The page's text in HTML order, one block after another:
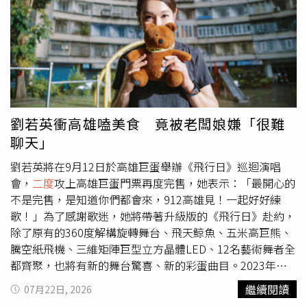
後彩排。一方面透過經紀公司強硬駁斥網路謠言、保留法律
追訴權，另一方面則遵循父親生前「The show must go
on」的人生態度，低調返回工作崗位，謝霆鋒以實際行動
回應外界關注，也展現面對喪父之痛仍持續履行工作承諾的
態度。
象趙姓女子曾在龍亨酒店做過1年8個月，但她另有特殊專
長，會彈鋼琴和吹長笛，曾在2025年7月舉辦獨奏會；依據
毒品交易實務，董昀昇從墨西哥走私上百公斤安毒，事前會
收到買家支付的訂金或運費，而他把其中400多萬元透過兩
到三家公司，以音樂演奏會贊助費、演出酬勞的名義轉匯給
趙姓小三，並在對話中明確交代讓女方用來購買新北五股的
房子。趙姓美女音樂家喊冤，即使董昀昇有贈與，也是因為
她陪董昀昇吃飯、喝酒、出場應得的酬勞，何況她在酒店工
作除了領薪水，客人也會多給錢，她具有自備頭期款的財
力；不過法官考慮的是，董昀昇走私的安非他命一進來就被
攔截，尚未售出何來犯罪所得？因此駁回檢方的扣押聲請。
檢調查扣詐欺洗錢集團犯罪所得。（圖／調查局提供）儘管
檢調與董昀昇交手的第一回合出師不利，而且他還伺機偷渡
中國大陸，但董昀昇的主力事業在第二回合遭受重創，調查
局航業調查處基隆站針對董昀昇為首的詐欺洗錢集團，清查
247個可疑帳戶、上萬筆金流，分三波行動前後掃蕩32處、
拘捕6人、約談30人，扣押101個帳戶和3處房地產，並查獲
疑似不法所得2億7300多萬美金。調查局發現，董昀昇聯手
劉若英衝高雄嗑美食 竟被老闆娘嫌「很難
聊天」
劉若英將在9月12日於高雄巨蛋舉辦《飛行日》巡迴演唱
會， 二度攻上高雄巨蛋門票再度完售，她表示：「最開心的
不是完售，是知道你們都會來，912高雄見！一起好好練
歌！」為了感謝歌迷，她將帶著升級版的《飛行日》赴約，
除了原有的360度解構旋轉舞台、飛天鯨魚、五米高巨熊、
騰空紙飛機、三維矩陣巨型立方晶體LED、12名藝術舞者全
都齊聚，也將有新的舞台驚喜、新的彩蛋曲目。2023年劉
若英首次高雄巨蛋開唱，歌迷排字應援以及大合唱感動了
她，當時承諾歌迷會再來高雄，回想起那天，至今她仍記憶
07月22日, 2026 繼續閱讀